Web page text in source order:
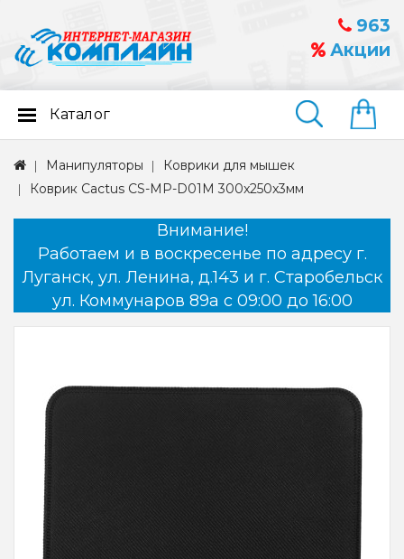
963
Акции
Найти
Каталог
Манипуляторы
Коврики для мышек
Коврик Cactus CS-MP-D01M 300x250x3мм
Внимание!
Работаем и в воскресенье по адресу г.
Луганск, ул. Ленина, д.143 и г. Старобельск
ул. Коммунаров 89а с 09:00 до 16:00